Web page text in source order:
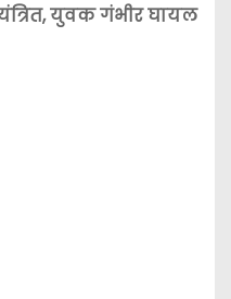
युवक गंभीर घायल